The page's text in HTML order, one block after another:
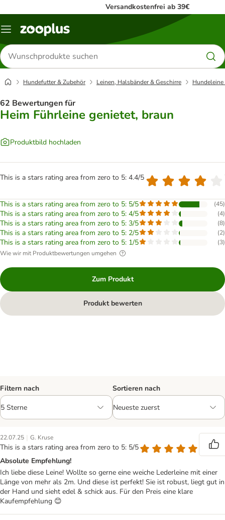
Versandkostenfrei ab 39€
Menü
Produkte
suchen
Hundefutter & Zubehör Leinen, Halsbänder & Geschirre Hundeleine
62 Bewertungen für
Heim Führleine genietet, braun
Produktbild hochladen
This is a stars rating area from zero to 5: 4.4/5
This is a stars rating area from zero to 5: 5/5 (45)
This is a stars rating area from zero to 5: 4/5 (4)
This is a stars rating area from zero to 5: 3/5 (8)
This is a stars rating area from zero to 5: 2/5 (2)
This is a stars rating area from zero to 5: 1/5 (3)
Wie wir mit Produktbewertungen umgehen
Zum Produkt
Produkt bewerten
Filtern nach Sortieren nach
22.07.25 | G. Kruse
This is a stars rating area from zero to 5: 5/5
Absolute Empfehlung!
Ich liebe diese Leine! Wollte so gerne eine weiche Lederleine mit einer
Länge von mehr als 2m. Und diese ist perfekt! Sie ist robust, liegt gut in
der Hand und sieht edel & schick aus. Für den Preis eine klare
Kaufempfehlung 😊